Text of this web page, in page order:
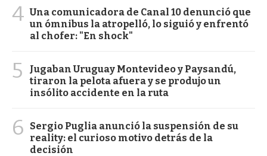
4 Una comunicadora de Canal 10 denunció que
un ómnibus la atropelló, lo siguió y enfrentó
al chofer: "En shock"
5
Jugaban Uruguay Montevideo y Paysandú,
tiraron la pelota afuera y se produjo un
insólito accidente en la ruta
6
Sergio Puglia anunció la suspensión de su
reality: el curioso motivo detrás de la
decisión